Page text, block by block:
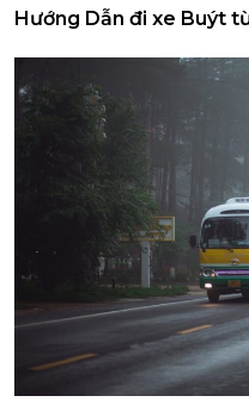
Hướng Dẫn đi xe Buýt